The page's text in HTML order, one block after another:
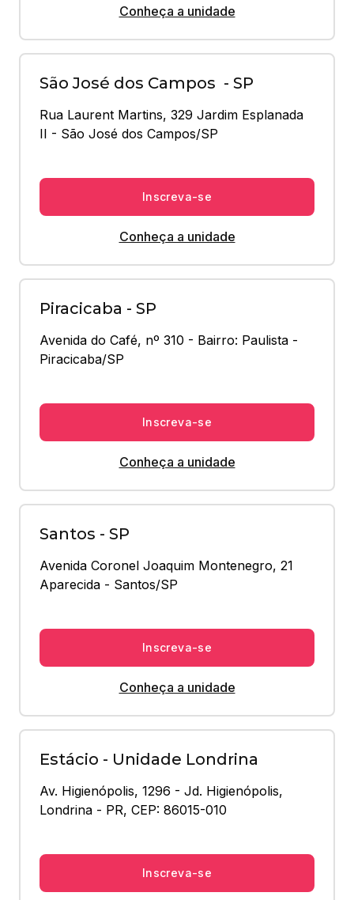
Conheça a unidade
São José dos Campos - SP
Rua Laurent Martins, 329 Jardim Esplanada
II - São José dos Campos/SP
Inscreva-se
Conheça a unidade
Piracicaba - SP
Avenida do Café, nº 310 - Bairro: Paulista -
Piracicaba/SP
Inscreva-se
Conheça a unidade
Santos - SP
Avenida Coronel Joaquim Montenegro, 21
Aparecida - Santos/SP
Inscreva-se
Conheça a unidade
Estácio - Unidade Londrina
Av. Higienópolis, 1296 - Jd. Higienópolis,
Londrina - PR, CEP: 86015-010
Inscreva-se